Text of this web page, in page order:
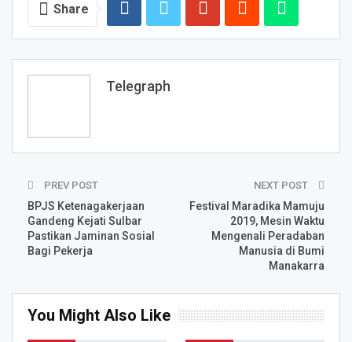
Share
Telegraph
PREV POST
BPJS Ketenagakerjaan
Gandeng Kejati Sulbar
Pastikan Jaminan Sosial
Bagi Pekerja
NEXT POST
Festival Maradika Mamuju
2019, Mesin Waktu
Mengenali Peradaban
Manusia di Bumi
Manakarra
You Might Also Like